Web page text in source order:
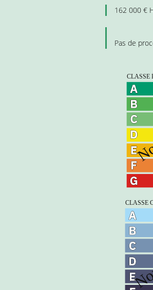
162 000 €
Pas de